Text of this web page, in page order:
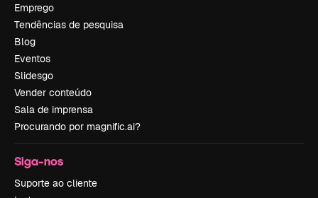
Emprego
Tendências de pesquisa
Blog
Eventos
Slidesgo
Vender conteúdo
Sala de imprensa
Procurando por magnific.ai?
Siga-nos
Suporte ao cliente